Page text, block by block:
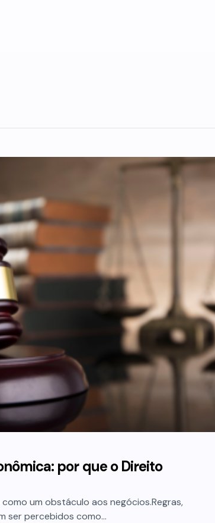
por que o Direito
um obstáculo aos negócios.Regras,
ser percebidos como…